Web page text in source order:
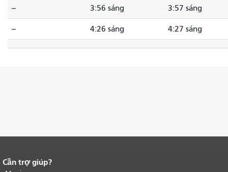
-- 3:56 sáng 3:57 sáng
-- 4:26 sáng 4:27 sáng
Kết thúc nội dung trang.
Cần trợ giúp?